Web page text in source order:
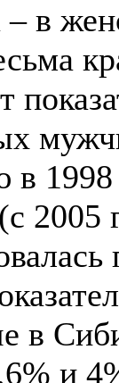
в
в
2005
в
и